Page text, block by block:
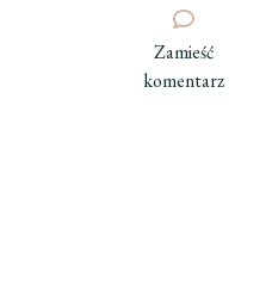
Zamieść
komentarz
we
wpisie